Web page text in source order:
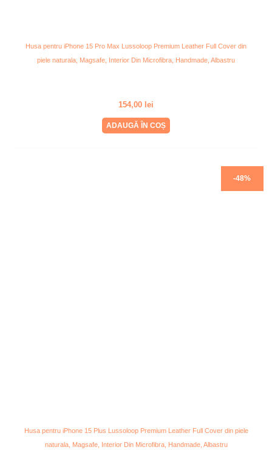
Husa pentru iPhone 15 Pro Max Lussoloop Premium Leather Full Cover din
piele naturala, Magsafe, Interior Din Microfibra, Handmade, Albastru
154,00 lei
ADAUGĂ ÎN COȘ
-48%
Husa pentru iPhone 15 Plus Lussoloop Premium Leather Full Cover din piele
naturala, Magsafe, Interior Din Microfibra, Handmade, Albastru